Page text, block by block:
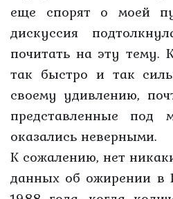
еще спорят о моей
дискуссия
почитать на эту тему.
так быстро и так
своему удивлению,
представленные под
оказались неверными.
К сожалению, нет
данных об ожирении в